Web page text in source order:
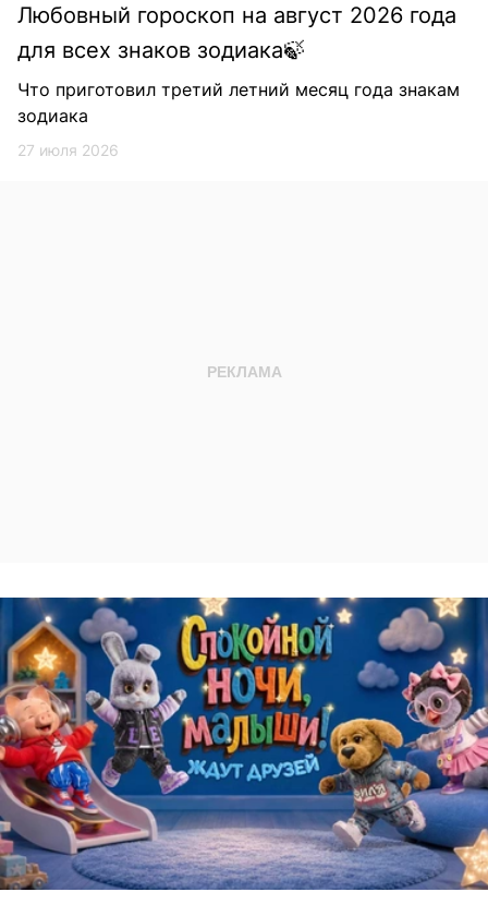
Любовный гороскоп на август 2026 года
для всех знаков зодиака🍃
Что приготовил третий летний месяц года знакам
зодиака
27 июля 2026